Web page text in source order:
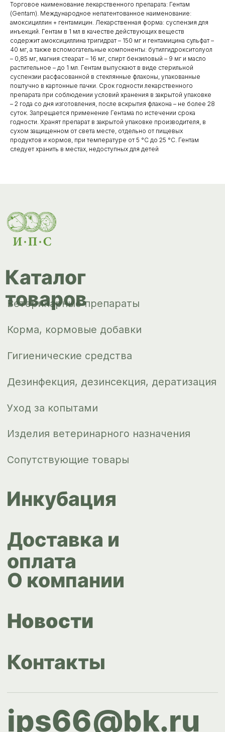
Торговое наименование лекарственного препарата: Гентам
(Gentam). Международное непатентованное наименование:
амоксициллин + гентамицин. Лекарственная форма: суспензия для
инъекций. Гентам в 1 мл в качестве действующих веществ
содержит амоксициллина тригидрат – 150 мг и гентамицина сульфат –
40 мг, а также вспомогательные компоненты: бутилгидрокситолуол
– 0,85 мг, магния стеарат – 16 мг, спирт бензиловый – 9 мг и масло
растительное – до 1 мл. Гентам выпускают в виде стерильной
суспензии расфасованной в стеклянные флаконы, упакованные
поштучно в картонные пачки. Срок годности лекарственного
препарата при соблюдении условий хранения в закрытой упаковке
– 2 года со дня изготовления, после вскрытия флакона – не более 28
суток. Запрещается применение Гентама по истечении срока
годности. Хранят препарат в закрытой упаковке производителя, в
сухом защищенном от света месте, отдельно от пищевых
продуктов и кормов, при температуре от 5 °С до 25 °С. Гентам
следует хранить в местах, недоступных для детей
Design...ed
Design by
Каталог
товаров
ips66@bk.ru
+7 343 264
51 17
Инкубация
Доставка и
оплата
О компании
Контакты
Ветеринарные препараты
Корма, кормовые добавки
Гигиенические средства
Сопутствующие товары
персональных данных
Новости